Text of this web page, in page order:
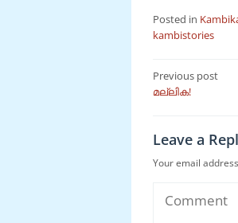
Posted in
kambistories
Post
Previous post
മല്ലിക!
Leave a
Your email